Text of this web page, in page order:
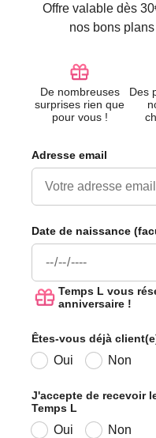
Offre valable dès
nos bons
De nombreuses
surprises rien que
pour vous !
Des
Adresse email
Date de naissance
Temps L vous
anniversaire !
Êtes-vous déjà
Oui Non
J'accepte de recevoir
Temps L
Oui Non